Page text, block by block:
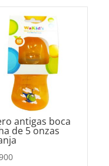
antigas boca
de 5 onzas